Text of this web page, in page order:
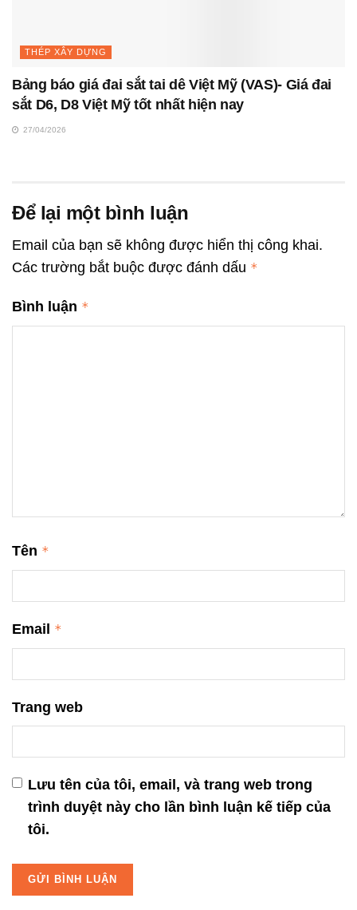
THÉP XÂY DỰNG
Bảng báo giá đai sắt tai dê Việt Mỹ (VAS)- Giá đai
sắt D6, D8 Việt Mỹ tốt nhất hiện nay
27/04/2026
Để lại một bình luận
Email của bạn sẽ không được hiển thị công khai.
Các trường bắt buộc được đánh dấu *
Bình luận *
Tên *
Email *
Trang web
Lưu tên của tôi, email, và trang web trong
trình duyệt này cho lần bình luận kế tiếp của
tôi.